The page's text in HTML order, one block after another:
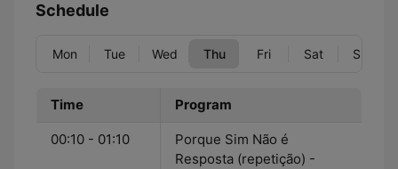
Schedule
Mon Tue Wed Thu Fri Sat Sun
Time Program
00:10 - 01:10
Porque Sim Não é
Resposta (repetição) -